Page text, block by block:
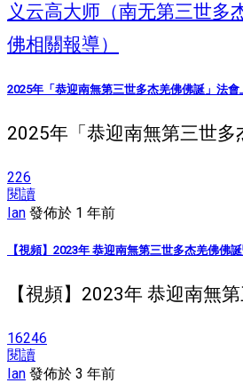
义云高大师（南无第三世多
佛相關報導）
2025年「恭迎南無第三世多杰羌佛佛誕」法
2025年「恭迎南無第三世多
226
閱讀
Ian 發佈於 1 年前
【視頻】2023年 恭迎南無第三世多杰羌佛佛
【視頻】2023年 恭迎南無
16246
閱讀
Ian 發佈於 3 年前